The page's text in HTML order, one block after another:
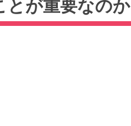
とが重要なのか